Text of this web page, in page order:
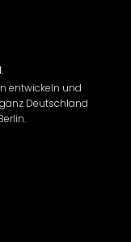
entwickeln und
Deutschland